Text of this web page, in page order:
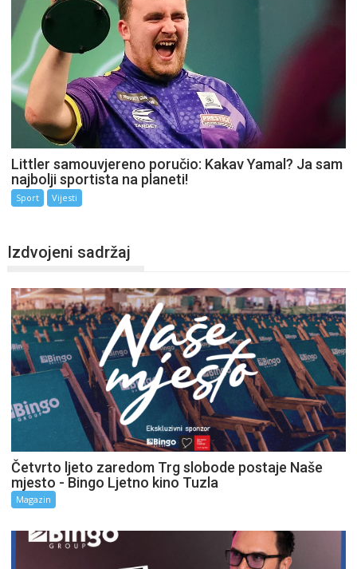
Littler samouvjereno poručio: Kakav Yamal? Ja sam
najbolji sportista na planeti!
Sport Vijesti
Izdvojeni sadržaj
Četvrto ljeto zaredom Trg slobode postaje Naše
mjesto - Bingo Ljetno kino Tuzla
Magazin